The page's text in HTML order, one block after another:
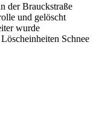
der Brauckstraße
und gelöscht
wurde
Schnee